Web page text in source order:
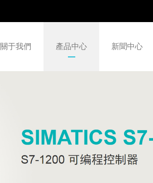
關于我們 產品中心 新聞中心